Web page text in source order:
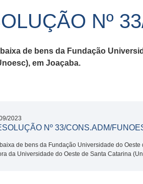
Nº
de bens da Fundação
em Joaçaba.
2023
Nº 33/CONS.ADM/
de bens da Fundação Universidade do Oeste
da Universidade do Oeste de Santa Catarina